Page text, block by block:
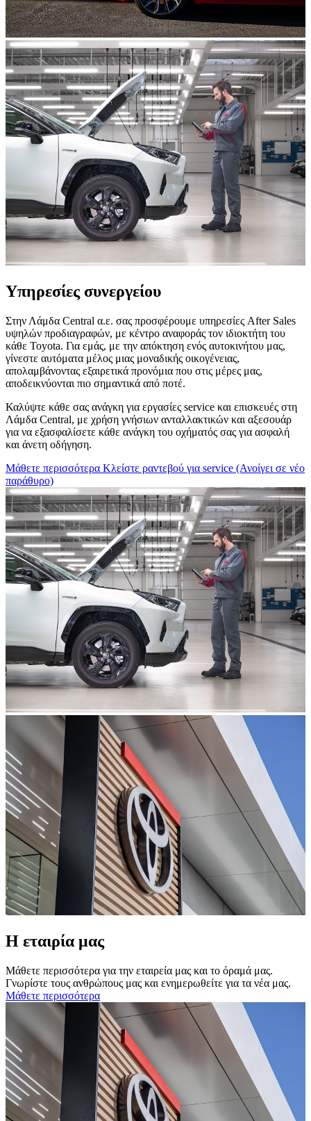
Υπηρεσίες συνεργείου
Στην Λάμδα Central α.ε. σας προσφέρουμε υπηρεσίες After Sales
υψηλών προδιαγραφών, με κέντρο αναφοράς τον ιδιοκτήτη του
κάθε Toyota. Για εμάς, με την απόκτηση ενός αυτοκινήτου μας,
γίνεστε αυτόματα μέλος μιας μοναδικής οικογένειας,
απολαμβάνοντας εξαιρετικά προνόμια που στις μέρες μας,
αποδεικνύονται πιο σημαντικά από ποτέ.
Καλύψτε κάθε σας ανάγκη για εργασίες service και επισκευές στη
Λάμδα Central, με χρήση γνήσιων ανταλλακτικών και αξεσουάρ
για να εξασφαλίσετε κάθε ανάγκη του οχήματός σας για ασφαλή
και άνετη οδήγηση.
Μάθετε περισσότερα Κλείστε ραντεβού για service (Ανοίγει σε νέο
παράθυρο)
Η εταιρία μας
Μάθετε περισσότερα για την εταιρεία μας και το όραμά μας.
Γνωρίστε τους ανθρώπους μας και ενημερωθείτε για τα νέα μας.
Μάθετε περισσότερα